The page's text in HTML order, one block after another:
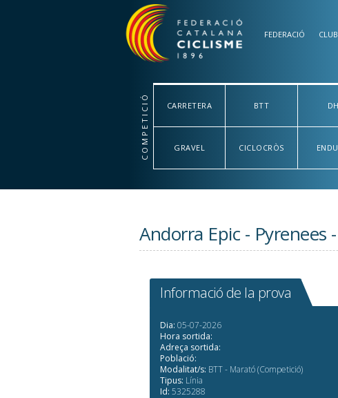
FEDERACIÓ
COMPETICIÓ CARRETERA BTT DH
GRAVEL CICLOCRÒS
Andorra Epic - Pyrenees
Informació de la prova
Dia: 05-07-2026
Hora sortida:
Adreça sortida:
Població:
Modalitat/s: BTT - Marató (Competició)
Tipus: Línia
Id: 5325288